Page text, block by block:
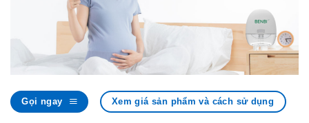
Gọi ngay Xem giá sản phẩm và cách sử dụng